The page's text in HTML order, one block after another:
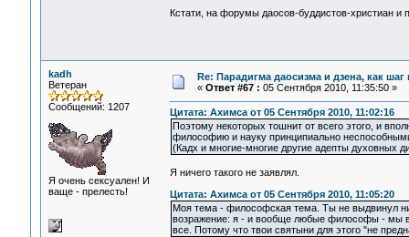
Кстати, на форумы даосов-буддистов-христиан
kadh
Ветеран
Сообщений: 1207
Я очень сексуален! И
ваще - прелесть!
Re: Парадигма даосизма и дзена, как
« Ответ #67 : 05 Сентября 2010, 11:35:50 »
Цитата: Ахимса от 05 Сентября 2010, 11:02:16
Поэтому некоторых тошнит от всего этого, и
философию и науку принципиально
(Кадх и многие-многие другие адепты духовных
Я ничего такого не заявлял.
Цитата: Ахимса от 05 Сентября 2010, 11:05:20
Моя тема - философская тема. Ты не выдвинул
возражение: я - и вообще любые философы - мы
все. Потому что твои святыни для этого "не